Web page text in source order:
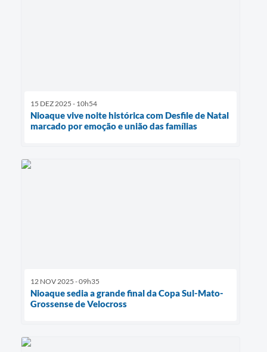
15 DEZ 2025 - 10h54
Nioaque vive noite histórica com Desfile de Natal
marcado por emoção e união das famílias
12 NOV 2025 - 09h35
Nioaque sedia a grande final da Copa Sul-Mato-
Grossense de Velocross